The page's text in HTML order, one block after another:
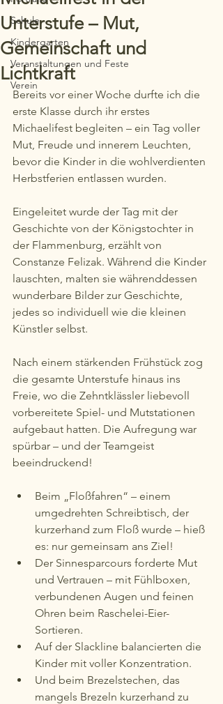
Schule
Kindergarten
Veranstaltungen und Feste
Verein
Unterstufe – Mut,
Gemeinschaft und
Lichtkraft
Bereits vor einer Woche durfte ich die
erste Klasse durch ihr erstes
Michaelifest begleiten – ein Tag voller
Mut, Freude und innerem Leuchten,
bevor die Kinder in die wohlverdienten
Herbstferien entlassen wurden.
Eingeleitet wurde der Tag mit der
Geschichte von der Königstochter in
der Flammenburg, erzählt von
Constanze Felizak. Während die Kinder
lauschten, malten sie währenddessen
wunderbare Bilder zur Geschichte,
jedes so individuell wie die kleinen
Künstler selbst.
Nach einem stärkenden Frühstück zog
die gesamte Unterstufe hinaus ins
Freie, wo die Zehntklässler liebevoll
vorbereitete Spiel- und Mutstationen
aufgebaut hatten. Die Aufregung war
spürbar – und der Teamgeist
beeindruckend!
Beim „Floßfahren“ – einem
umgedrehten Schreibtisch, der
kurzerhand zum Floß wurde – hieß
es: nur gemeinsam ans Ziel!
Der Sinnesparcours forderte Mut
und Vertrauen – mit Fühlboxen,
verbundenen Augen und feinen
Ohren beim Raschelei-Eier-
Sortieren.
Auf der Slackline balancierten die
Kinder mit voller Konzentration.
Und beim Brezelstechen, das
mangels Brezeln kurzerhand zu